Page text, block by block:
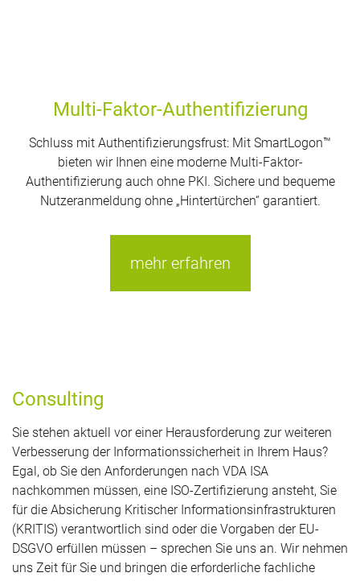
Multi-Faktor-Authentifizierung
Schluss mit Authentifizierungsfrust: Mit SmartLogon™
bieten wir Ihnen eine moderne Multi-Faktor-
Authentifizierung auch ohne PKI. Sichere und bequeme
Nutzeranmeldung ohne „Hintertürchen“ garantiert.
mehr erfahren
Consulting
Sie stehen aktuell vor einer Herausforderung zur weiteren
Verbesserung der Informationssicherheit in Ihrem Haus?
Egal, ob Sie den Anforderungen nach VDA ISA
nachkommen müssen, eine ISO-Zertifizierung ansteht, Sie
für die Absicherung Kritischer Informationsinfrastrukturen
(KRITIS) verantwortlich sind oder die Vorgaben der EU-
DSGVO erfüllen müssen – sprechen Sie uns an. Wir nehmen
uns Zeit für Sie und bringen die erforderliche fachliche